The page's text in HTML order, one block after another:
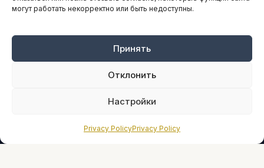
могут работать некорректно или быть недоступны.
Принять
Отклонить
Настройки
Privacy PolicyPrivacy Policy
НАВИГАЦИЯ
Оплата онлайн